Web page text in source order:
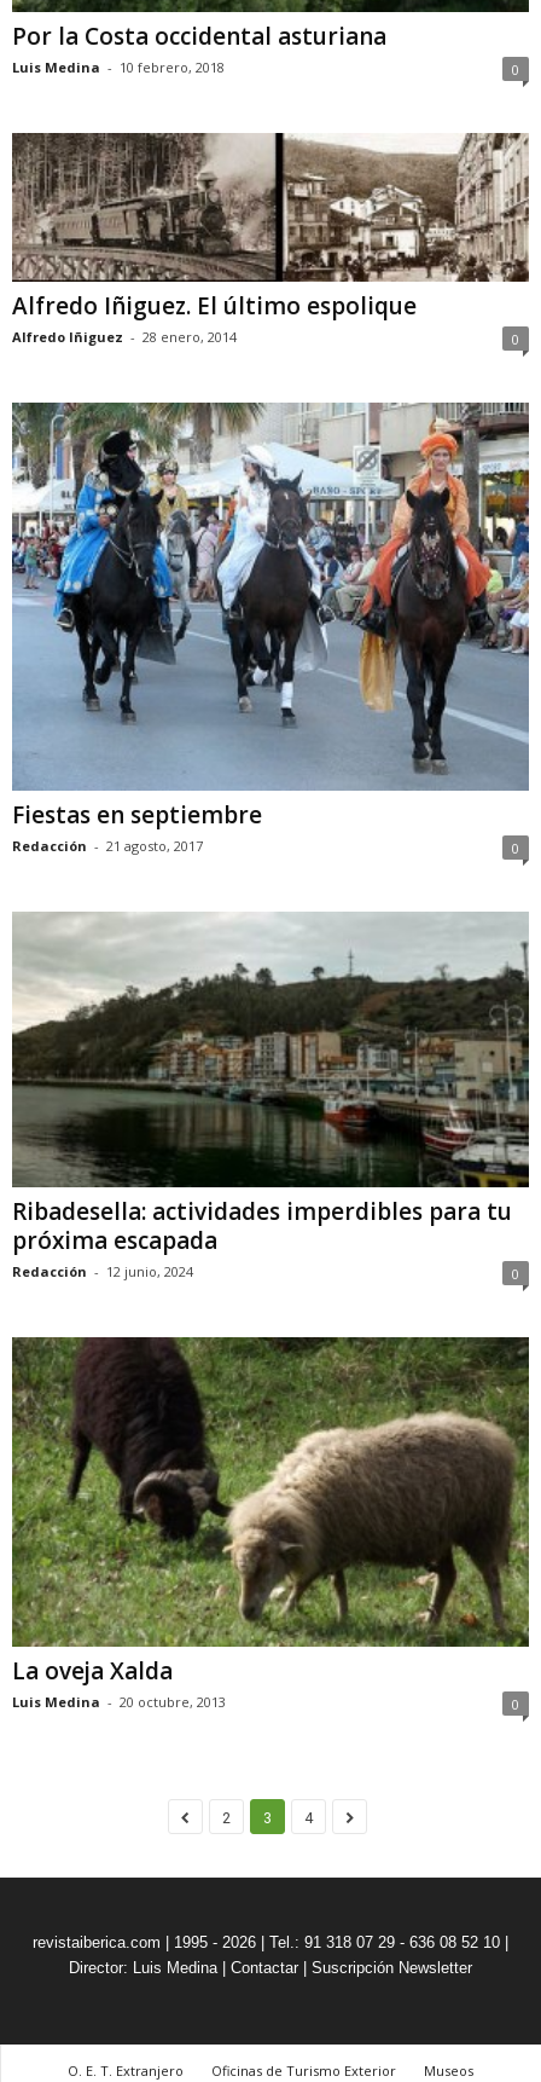
Por la Costa occidental asturiana
Luis Medina - 10 febrero, 2018 0
Alfredo Iñiguez. El último espolique
Alfredo Iñiguez - 28 enero, 2014 0
Fiestas en septiembre
Redacción - 21 agosto, 2017 0
Ribadesella: actividades imperdibles para tu
próxima escapada
Redacción - 12 junio, 2024 0
La oveja Xalda
Luis Medina - 20 octubre, 2013 0
2 3 4
revistaiberica.com | 1995 - 2026 | Tel.: 91 318 07 29 - 636 08 52 10 |
Director: Luis Medina | Contactar | Suscripción Newsletter
O. E. T. Extranjero Oficinas de Turismo Exterior Museos